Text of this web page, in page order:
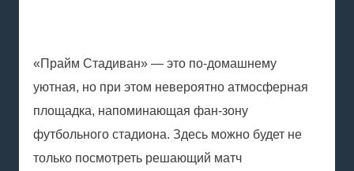
«Прайм Стадиван» — это по-домашнему
уютная, но при этом невероятно атмосферная
площадка, напоминающая фан-зону
футбольного стадиона. Здесь можно будет не
только посмотреть решающий матч